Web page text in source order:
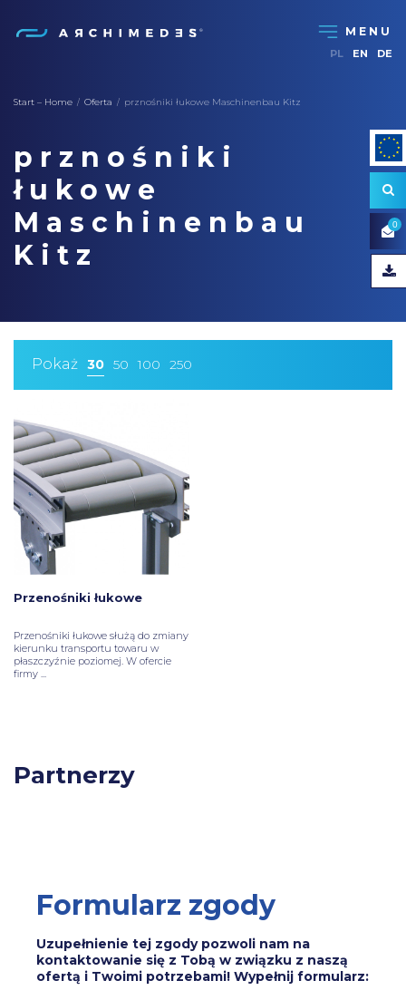
0
PL EN DE
Start – Home / Oferta / prznośniki łukowe Maschinenbau Kitz
prznośniki
łukowe
Maschinenbau
Kitz
Pokaż 30 50 100 250
Przenośniki łukowe
Przenośniki łukowe służą do zmiany
kierunku transportu towaru w
płaszczyźnie poziomej. W ofercie
firmy ...
Partnerzy
Formularz zgody
Uzupełnienie tej zgody pozwoli nam na
kontaktowanie się z Tobą w związku z naszą
ofertą i Twoimi potrzebami! Wypełnij formularz: